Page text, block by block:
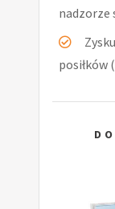
nadzorze
posiłków